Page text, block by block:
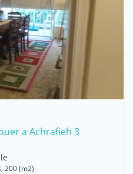
a Achrafieh 3
200 (m2)